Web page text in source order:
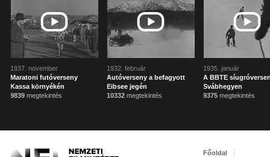
1937. november
Maratoni futóverseny
Kassa környékén
9839 megtekintés
1932. február
Autóverseny a befagyott
Eibsee jegén
10332 megtekintés
1935. január
A BBTE
Svábhegyen
9375 megtekintés
Főoldal